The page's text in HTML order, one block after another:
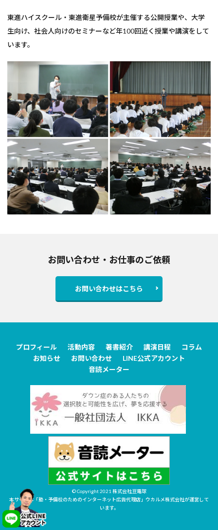
東進ハイスクール・東進衛星予備校が主催する公開授業や、大学
生向け、社会人向けのセミナーなど年100回近く授業や講演をして
います。
お問い合わせ・お仕事のご依頼
お問い合わせはこちら
プロフィール 活動内容 著書紹介 講演日程
コラム
お知らせ
お問い合わせ
LINE公式アカウント
音読メーター
© Copyright 2021 株式会社豆電球
本サイトは「塾・予備校のためのインターネット広告代理店」ウカルメ株式会社が運営して
います。